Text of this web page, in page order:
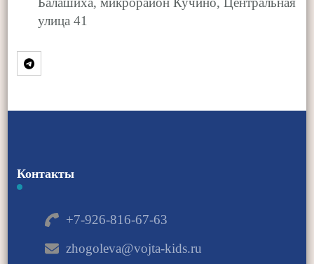
улица 41
Контакты
+7-926-816-67-63
zhogoleva@vojta-kids.ru